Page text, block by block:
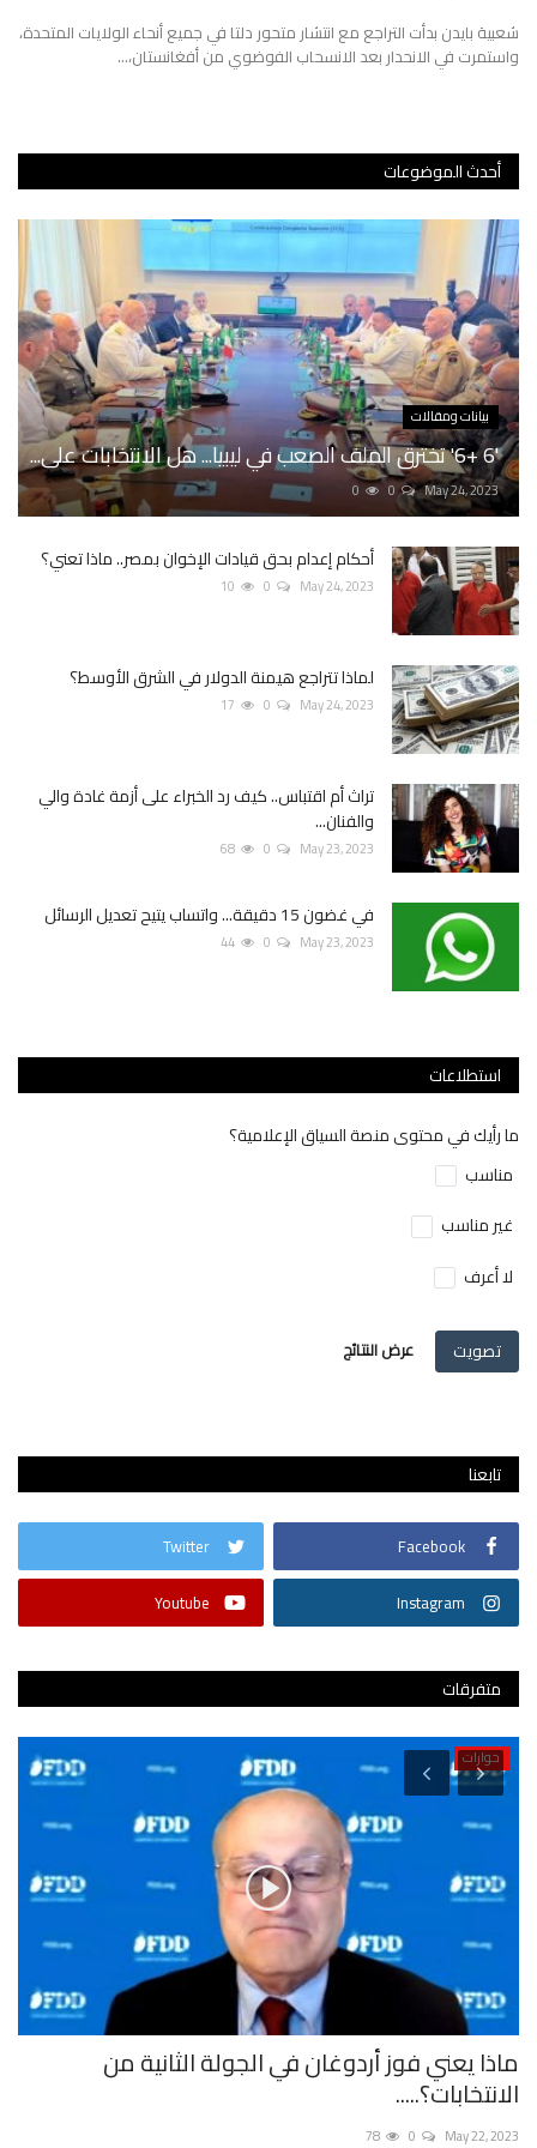
عالم السياق
اقتصاد
صحة
تقنية
خارج السياق
شعبية بايدن بدأت التراجع مع انتشار متحور دلتا في جميع أنحاء الولايات المتحدة،
واستمرت في الانحدار بعد الانسحاب الفوضوي من أفغانستان،...
أحدث الموضوعات
بيانات ومقالات
'6 +6' تخترق الملف الصعب في ليبيا... هل الانتخابات على...
May 24, 2023
0
0
أحكام إعدام بحق قيادات الإخوان بمصر.. ماذا تعني؟
May 24, 2023
0
10
لماذا تتراجع هيمنة الدولار في الشرق الأوسط؟
May 24, 2023
0
17
تراث أم اقتباس.. كيف رد الخبراء على أزمة غادة والي
والفنان...
May 23, 2023
0
68
في غضون 15 دقيقة... واتساب يتيح تعديل الرسائل
May 23, 2023
0
44
استطلاعات
ما رأيك في محتوى منصة السياق الإعلامية؟
مناسب
غير مناسب
لا أعرف
تصويت عرض النتائج
تابعنا
Facebook
Twitter
Instagram
Youtube
متفرقات
حوارات
ماذا يعني فوز أردوغان في الجولة الثانية من
الانتخابات؟.....
May 22, 2023
0
78